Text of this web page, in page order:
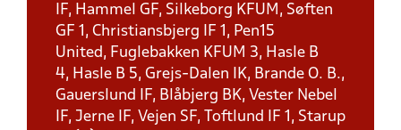
IF, Hammel GF, Silkeborg KFUM, Søften
GF 1, Christiansbjerg IF 1, Pen15
United, Fuglebakken KFUM 3, Hasle B
4, Hasle B 5, Grejs-Dalen IK, Brande O. B.,
Gauerslund IF, Blåbjerg BK, Vester Nebel
IF, Jerne IF, Vejen SF, Toftlund IF 1, Starup